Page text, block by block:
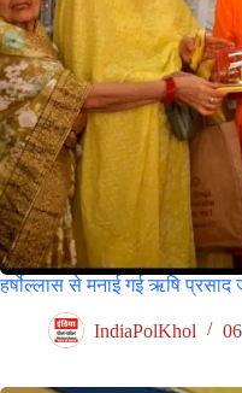
हर्षोल्लास से मनाई गई ऋषि प्रसाद
IndiaPolKhol